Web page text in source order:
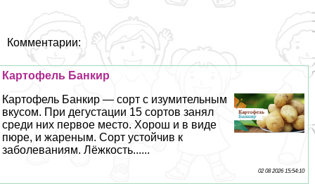
Комментарии:
Картофель Банкир
Картофель Банкир — сорт с изумительным
вкусом. При дегустации 15 сортов занял
среди них первое место. Хорош и в виде
пюре, и жареным. Сорт устойчив к
заболеваниям. Лёжкость......
02 08 2026 15:54:10